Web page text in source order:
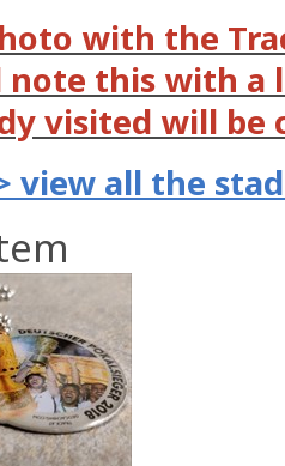
with the
note this with a
visited will be
view all the